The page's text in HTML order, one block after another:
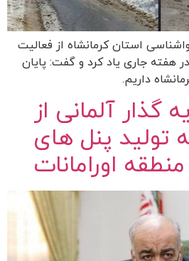
استان کرمانشاه از فعالیت
هفته جاری یاد کرد و گفت: پایان
داریم.
گذار آلمانی از
تولید پنل های
اورامانات